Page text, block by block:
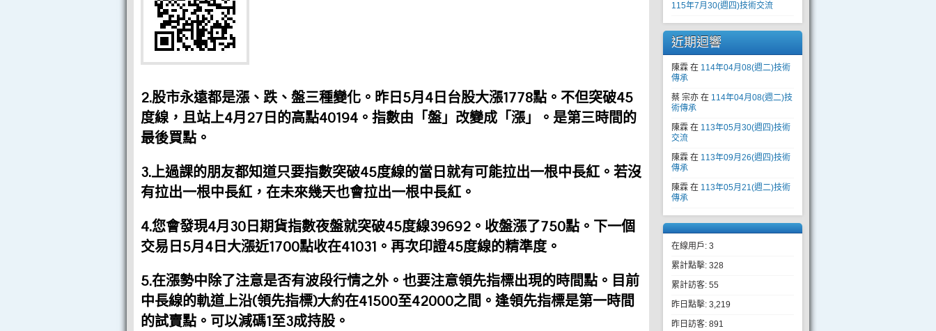
2.股市永遠都是漲、跌、盤三種變化。昨日5月4日台股大漲1778點。不但突破45
度線，且站上4月27日的高點40194。指數由「盤」改變成「漲」。是第三時間的
最後買點。
3.上過課的朋友都知道只要指數突破45度線的當日就有可能拉出一根中長紅。若沒
有拉出一根中長紅，在未來幾天也會拉出一根中長紅。
4.您會發現4月30日期貨指數夜盤就突破45度線39692。收盤漲了750點。下一個
交易日5月4日大漲近1700點收在41031。再次印證45度線的精準度。
5.在漲勢中除了注意是否有波段行情之外。也要注意領先指標出現的時間點。目前
中長線的軌道上沿(領先指標)大約在41500至42000之間。逢領先指標是第一時間
的試賣點。可以減碼1至3成持股。
115年7月30(週四)技術交流
近期迴響
陳霖 在 114年04月08(週二)技術
傳承
蔡 宗亦 在 114年04月08(週二)技
術傳承
陳霖 在 113年05月30(週四)技術
交流
陳霖 在 113年09月26(週四)技術
傳承
陳霖 在 113年05月21(週二)技術
傳承
在線用戶: 3
累計點擊: 328
累計訪客: 55
昨日點擊: 3,219
昨日訪客: 891